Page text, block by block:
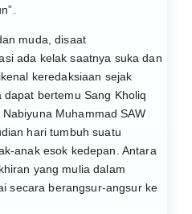
muda, disaat
ada kelak saatnya suka dan
keredaksiaan sejak
bertemu Sang Kholiq
Muhammad SAW
hari tumbuh suatu
anak esok kedepan. Antara
yang mulia dalam
secara berangsur-angsur ke